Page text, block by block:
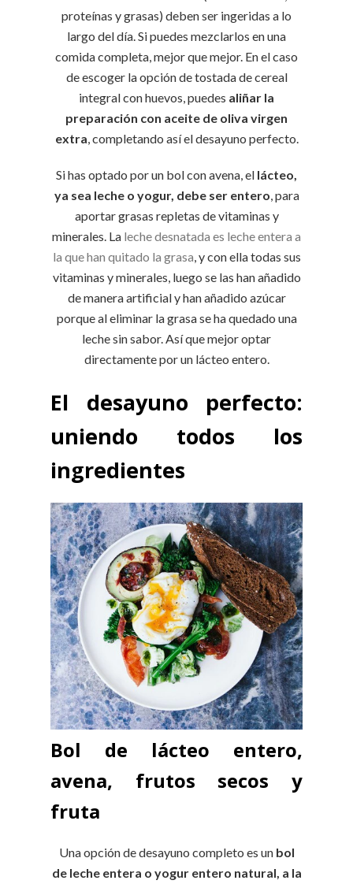
proteínas y grasas) deben ser ingeridas a lo
largo del día. Si puedes mezclarlos en una
comida completa, mejor que mejor. En el caso
de escoger la opción de tostada de cereal
integral con huevos, puedes aliñar la
preparación con aceite de oliva virgen
extra, completando así el desayuno perfecto.
Si has optado por un bol con avena, el lácteo,
ya sea leche o yogur, debe ser entero, para
aportar grasas repletas de vitaminas y
minerales. La leche desnatada es leche entera a
la que han quitado la grasa, y con ella todas sus
vitaminas y minerales, luego se las han añadido
de manera artificial y han añadido azúcar
porque al eliminar la grasa se ha quedado una
leche sin sabor. Así que mejor optar
directamente por un lácteo entero.
El desayuno perfecto:
uniendo todos los
ingredientes
Bol de lácteo entero,
avena, frutos secos y
fruta
Una opción de desayuno completo es un bol
de leche entera o yogur entero natural, a la